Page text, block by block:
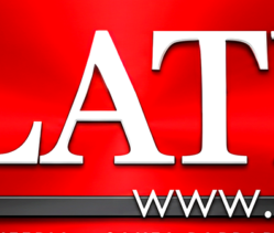
Brasil 1 – Colombia 1 DEPORTE
a ley de Texas que permite a la
desatará la mayor nevada en lo que va del
to 51 Years to Life for Murdering Girlfriend